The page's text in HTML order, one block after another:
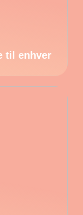
til enhver